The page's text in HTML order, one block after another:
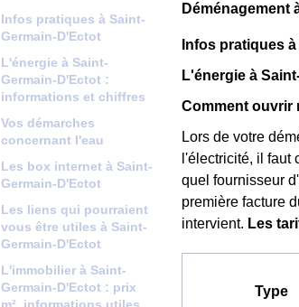
Infos pratiques à Saint-
Germain-D'Ectot
L'énergie à Saint-
Germain-D'Ectot :
informations et chiffres
Vos démarches
concernant l'eau
Les box internet à Saint-
Germain-D'Ectot
Les liens qui pourraient
vous être utiles à Saint-
Germain-D'Ectot
L'immobilier à Saint-
Germain-D'Ectot : prix
Déménagement
Infos pratiques
L'énergie à
Comment ouvrir
Lors de votre
l'électricité, il faut
quel fournisseur
première facture
intervient. Les
Type